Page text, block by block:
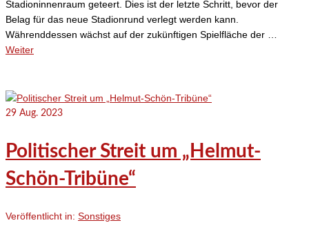
Stadioninnenraum geteert. Dies ist der letzte Schritt, bevor der
Belag für das neue Stadionrund verlegt werden kann.
Währenddessen wächst auf der zukünftigen Spielfläche der …
Weiter
29 Aug. 2023
Politischer Streit um „Helmut-
Schön-Tribüne“
Veröffentlicht in: Sonstiges